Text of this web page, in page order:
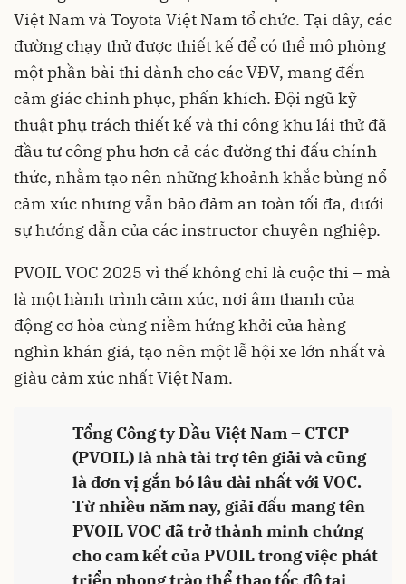
Việt Nam và Toyota Việt Nam tổ chức. Tại đây, các
đường chạy thử được thiết kế để có thể mô phỏng
một phần bài thi dành cho các VĐV, mang đến
cảm giác chinh phục, phấn khích. Đội ngũ kỹ
thuật phụ trách thiết kế và thi công khu lái thử đã
đầu tư công phu hơn cả các đường thi đấu chính
thức, nhằm tạo nên những khoảnh khắc bùng nổ
cảm xúc nhưng vẫn bảo đảm an toàn tối đa, dưới
sự hướng dẫn của các instructor chuyên nghiệp.
PVOIL VOC 2025 vì thế không chỉ là cuộc thi – mà
là một hành trình cảm xúc, nơi âm thanh của
động cơ hòa cùng niềm hứng khởi của hàng
nghìn khán giả, tạo nên một lễ hội xe lớn nhất và
giàu cảm xúc nhất Việt Nam.
Tổng Công ty Dầu Việt Nam – CTCP
(PVOIL) là nhà tài trợ tên giải và cũng
là đơn vị gắn bó lâu dài nhất với VOC.
Từ nhiều năm nay, giải đấu mang tên
PVOIL VOC đã trở thành minh chứng
cho cam kết của PVOIL trong việc phát
triển phong trào thể thao tốc độ tại